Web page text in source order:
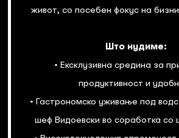
живот, со посебен фокус на
Што нудиме:
• Ексклузивна средина за
продуктивност и
• Гастрономско уживање под
шеф Видоевски во соработка со